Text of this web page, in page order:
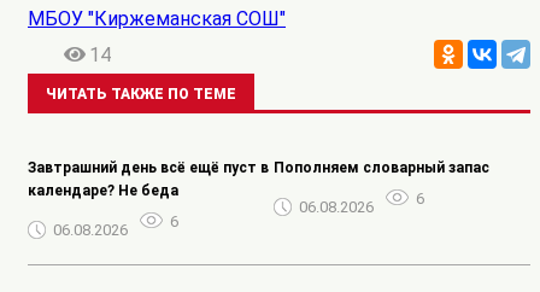
МБОУ "Киржеманская СОШ"
14
ЧИТАТЬ ТАКЖЕ ПО ТЕМЕ
Завтрашний день всё ещё пуст в
календаре? Не беда
06.08.2026 6
Пополняем словарный запас
06.08.2026 6